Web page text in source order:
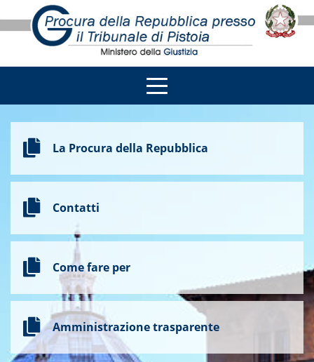
La Procura della Repubblica
Contatti
Come fare per
Amministrazione trasparente